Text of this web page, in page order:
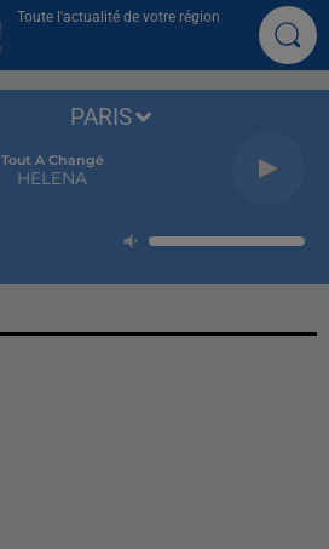
Toute l'actualité de votre région
Tout A Changé
HELENA
PARIS